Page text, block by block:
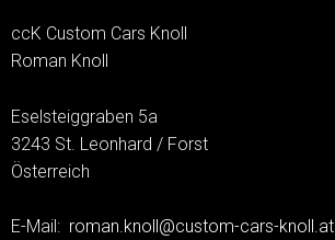
ccK Custom Cars Knoll
Roman Knoll
Eselsteiggraben 5a
3243 St. Leonhard / Forst
Österreich
E-Mail: roman.knoll@custom-cars-knoll.at